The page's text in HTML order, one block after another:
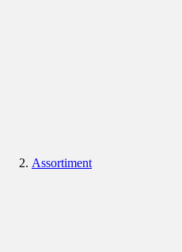
Assortiment